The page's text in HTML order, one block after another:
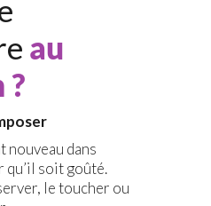
au
?
nouveau dans
qu’il soit goûté.
le toucher ou